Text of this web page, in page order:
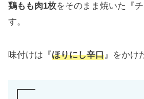
鶏もも肉1枚をそのまま焼いた『
す。
味付けは『ほりにし辛口』をかけ